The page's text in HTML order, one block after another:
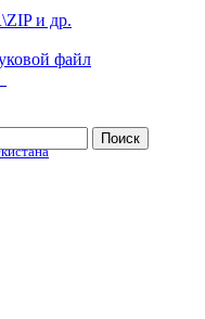
и др.
файл